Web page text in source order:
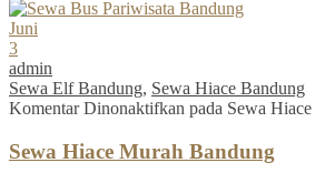
Juni
3
admin
Sewa Elf Bandung, Sewa Hiace Bandung
Komentar Dinonaktifkan pada Sewa
Sewa Hiace Murah Bandung